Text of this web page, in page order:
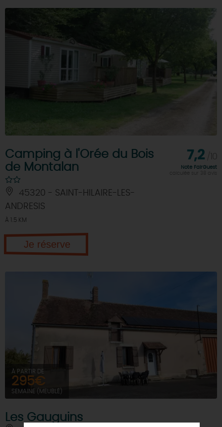
Camping à l'Orée du Bois
de Montalan
45320 - SAINT-HILAIRE-LES-
ANDRESIS
À 1.5 KM
7,2
Note FairGuest
calculée sur 38 avis
Je réserve
À PARTIR DE
295€
SEMAINE (MEUBLÉ)
Les Gauguins